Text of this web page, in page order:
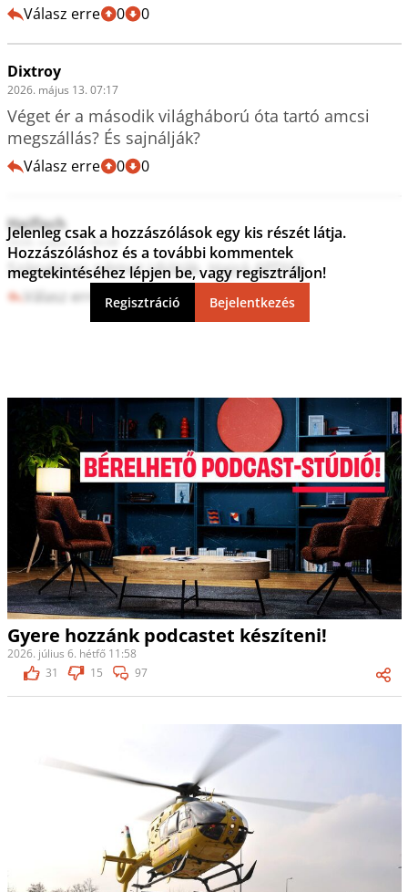
Válasz erre 0 0
Dixtroy
2026. május 13. 07:17
Véget ér a második világháború óta tartó amcsi
megszállás? És sajnálják?
Válasz erre 0 0
Haifisch
2026. május 13. 06:08
Szánalmas német idióták. Hajrá AFD!@
Válasz erre 0 0
Jelenleg csak a hozzászólások egy kis részét látja.
Hozzászóláshoz és a további kommentek
megtekintéséhez lépjen be, vagy regisztráljon!
Regisztráció Bejelentkezés
Gyere hozzánk podcastet készíteni!
2026. július 6. hétfő 11:58
31
15 97